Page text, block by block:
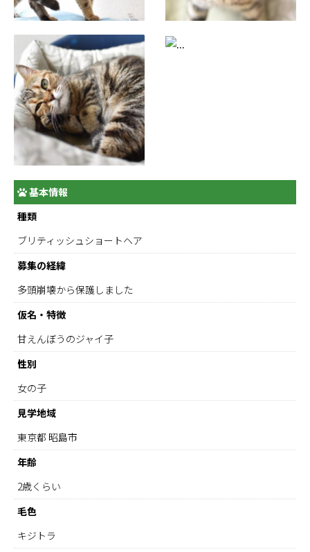
基本情報
種類
ブリティッシュショートヘア
募集の経緯
多頭崩壊から保護しました
仮名・特徴
甘えんぼうのジャイ子
性別
女の子
見学地域
東京都 昭島市
年齢
2歳くらい
毛色
キジトラ